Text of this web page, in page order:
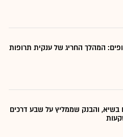
המהלך החריג של ענקית תרופות
בשיא, והבנק שממליץ על שבע דרכים